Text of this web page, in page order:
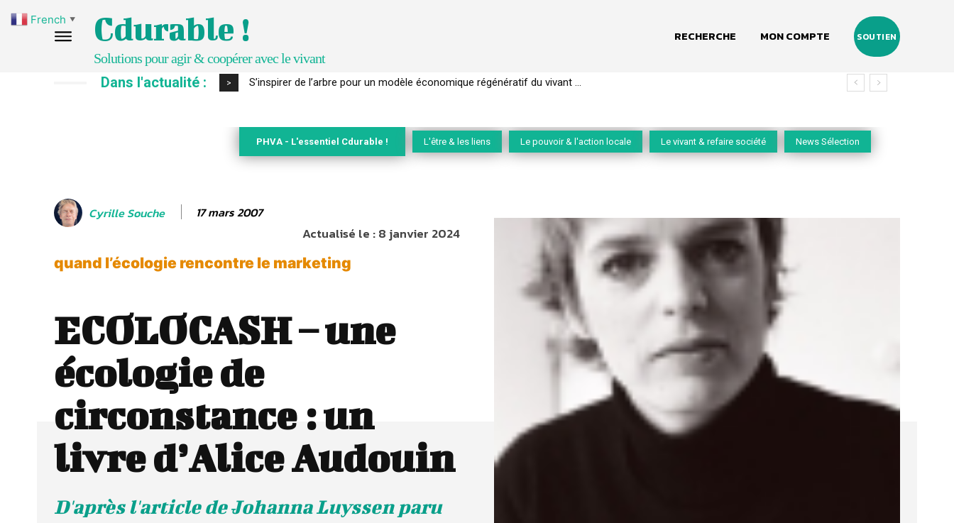
Cdurable !
Solutions pour agir & coopérer avec le vivant
RECHERCHE MON COMPTE SOUTIEN
Dans l'actualité : > IPBES : le « GIEC de la biodiversité » appelle les entreprises à devenir des alliées du vivant
PHVA - L'essentiel Cdurable ! L'être & les liens Le pouvoir & l'action locale Le vivant & refaire société News Sélection
Cyrille Souche 17 mars 2007
Actualisé le :8 janvier 2024
quand l’écologie rencontre le marketing
ECOLOCASH – une
écologie de
circonstance : un
livre d’Alice Audouin
D'après l'article de Johanna Luyssen paru
French ▼